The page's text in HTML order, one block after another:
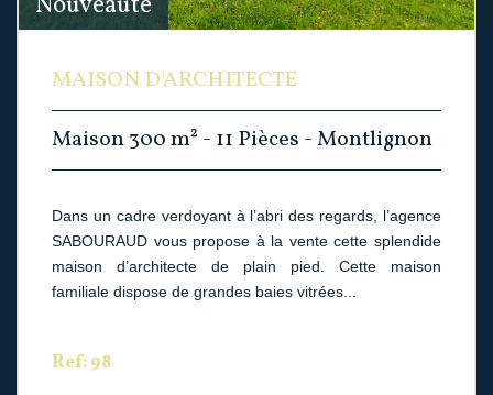
MAISON D'ARCHITECTE
Maison 300 m² - 11 Pièces - Montlignon
Dans un cadre verdoyant à l’abri des regards, l’agence
SABOURAUD vous propose à la vente cette splendide
maison d’architecte de plain pied. Cette maison
familiale dispose de grandes baies vitrées...
Ref: 98